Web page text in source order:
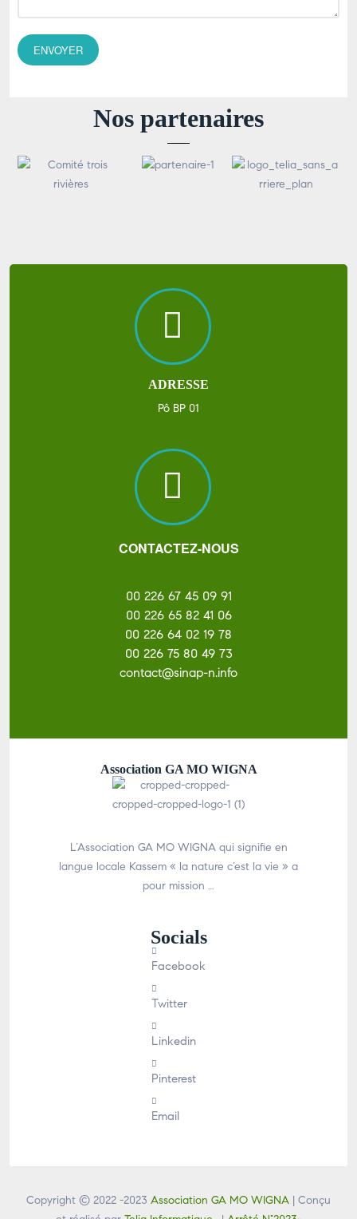
Nos partenaires
ADRESSE
Pô BP 01
CONTACTEZ-NOUS
00 226 67 45 09 91
00 226 65 82 41 06
00 226 64 02 19 78
00 226 75 80 49 73
contact@sinap-n.info
Association GA MO WIGNA
L’Association GA MO WIGNA qui signifie en
langue locale Kassem « la nature c’est la vie » a
pour mission …
Socials
Facebook
Twitter
Linkedin
Pinterest
Email
Copyright © 2022 -2023 Association GA MO WIGNA | Conçu